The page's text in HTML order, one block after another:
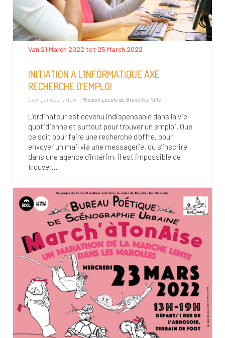
Van 21 March 2022 tot 25 March 2022
INITIATION A L’INFORMATIQUE AXE
RECHERCHE D’EMPLOI
Georganiseerd door : Mission Locale de Bruxelles-Ville
L’ordinateur est devenu indispensable dans la vie
quotidienne et surtout pour trouver un emploi. Que
ce soit pour faire une recherche d’offre, pour
envoyer un mail via une messagerie, ou s’inscrire
dans une agence d’intérim, il est impossible de
trouver...